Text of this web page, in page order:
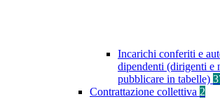
Incarichi conferiti e
dipendenti (dirigenti e
pubblicare in tabelle)
Contrattazione collettiva 2